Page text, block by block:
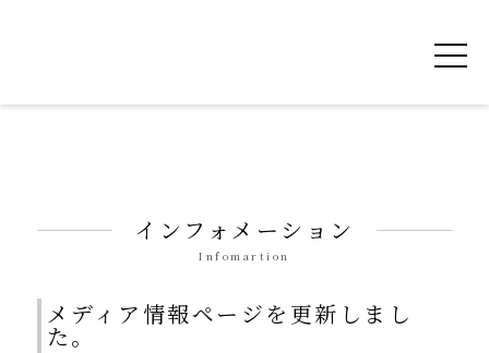
令和を書いた書道家「茂住 菁邨（もずみ せ
インフォメーション
Infomartion
メディア情報ページを更新しまし
た。